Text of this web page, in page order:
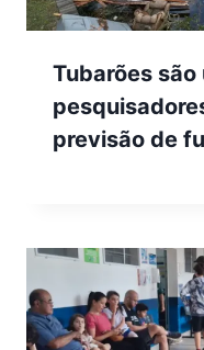
Tubarões
previsão de